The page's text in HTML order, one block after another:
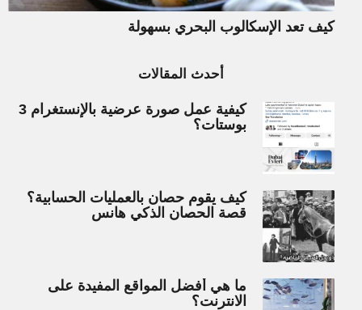
كيف تعد الإسكالوب البحري بسهولة
أحدث المقالات
كيفية عمل صورة عرضية بالإنستغرام 3
بوستات؟
كيف يقوم حصان بالعمليات الحسابية؟
قصة الحصان الذكي هانس
ما هي أفضل المواقع المفيدة على
الانترنت؟